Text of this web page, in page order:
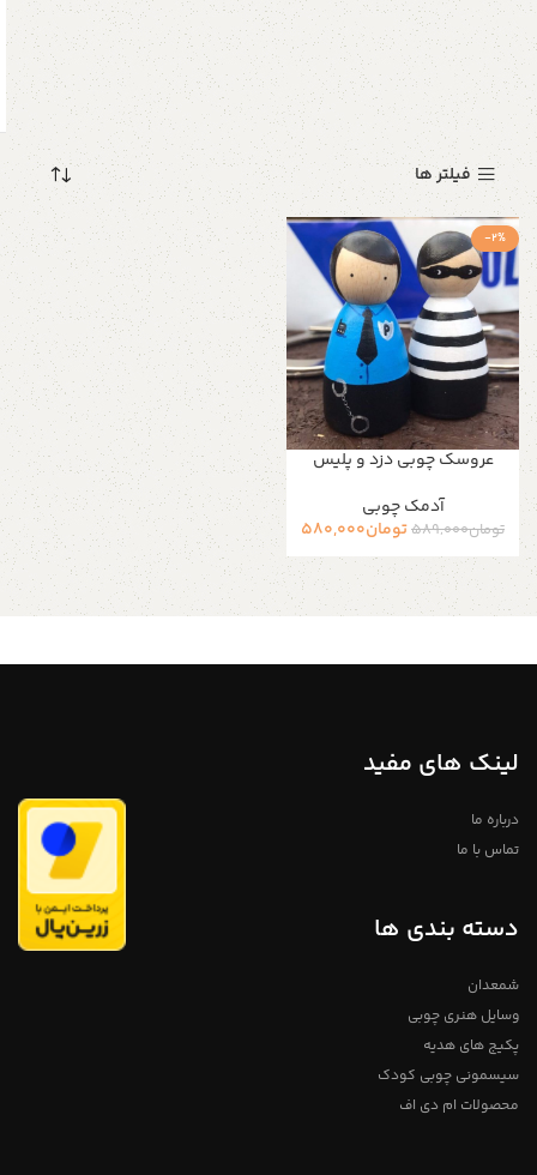
فیلتر ها
-2%
عروسک چوبی دزد و پلیس
آدمک چوبی
تومان589,000تومان580,000
لینک های مفید
درباره ما
تماس با ما
دسته بندی ها
شمعدان
وسایل هنری چوبی
پکیج های هدیه
سیسمونی چوبی کودک
محصولات ام دی اف